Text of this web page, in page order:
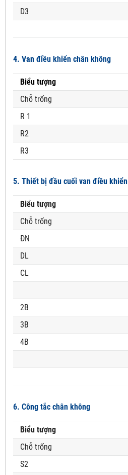
D3
4. Van điều khiển chân không
Biểu tượng
Chỗ trống
R 1
R2
R3
5. Thiết bị đầu cuối van điều khiển
Biểu tượng
Chỗ trống
ĐN
DL
CL
2B
3B
4B
6. Công tắc chân không
Biểu tượng
Chỗ trống
S2